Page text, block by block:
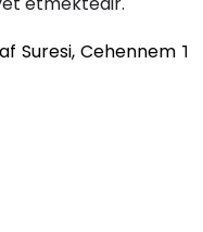
Suresi, Cehennem